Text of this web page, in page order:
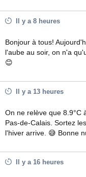
Il y a 8 heures
Bonjour à tous!
l'aube au soir, on n'a
😊
Il y a 13 heures
On ne relève que 8.9°C
Pas-de-Calais. Sortez
l'hiver arrive. 😅 Bonne
Il y a 16 heures